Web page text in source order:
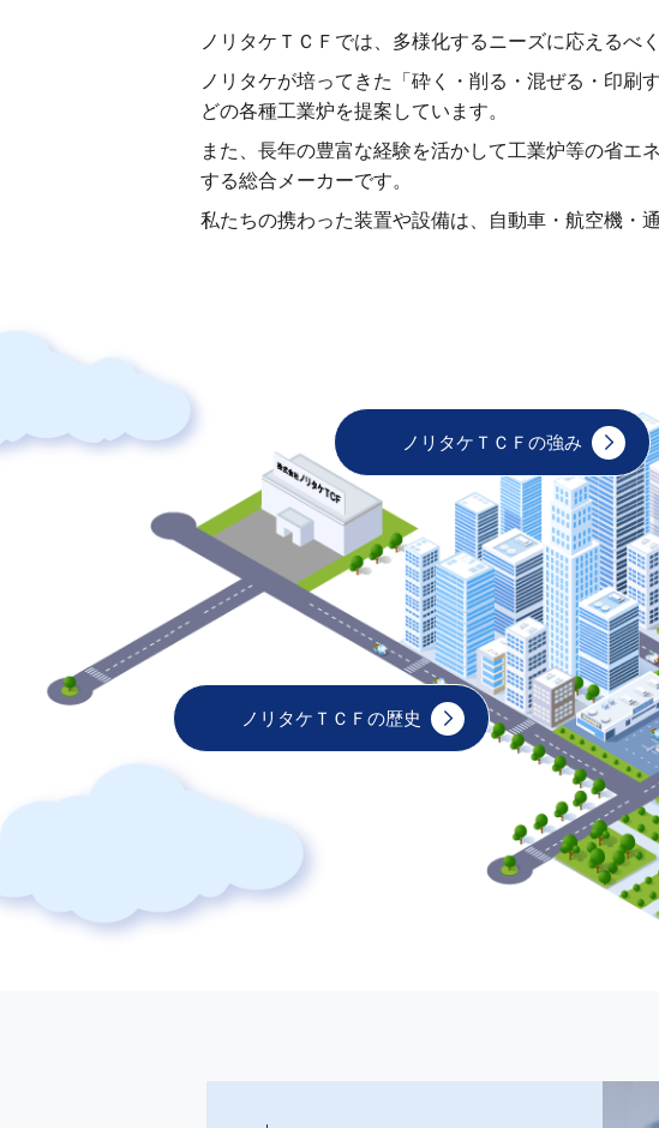
ノリタケＴＣＦでは、多様化するニーズに応えるべ
ノリタケが培ってきた「砕く・削る・混ぜる・印刷
どの各種工業炉を提案しています。
また、長年の豊富な経験を活かして工業炉等の省エ
する総合メーカーです。
私たちの携わった装置や設備は、自動車・航空機・
ノリタケＴＣＦの強み
ノリタケＴＣＦの歴史